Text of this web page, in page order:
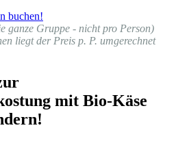
buchen!
ganze Gruppe - nicht pro Person)
liegt der Preis p. P. umgerechnet
mit Bio-Käse